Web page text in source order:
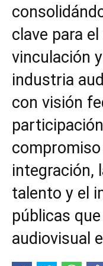
clave para
vinculación
industria
con visión
integración,
talento y el
públicas
audiovisual